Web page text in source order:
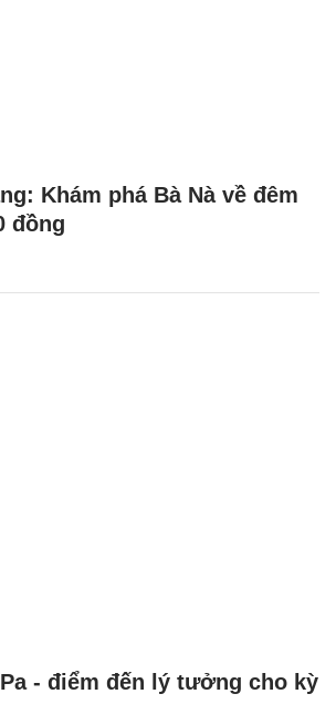
Khám phá Bà Nà về đêm
đồng
- điểm đến lý tưởng cho kỳ